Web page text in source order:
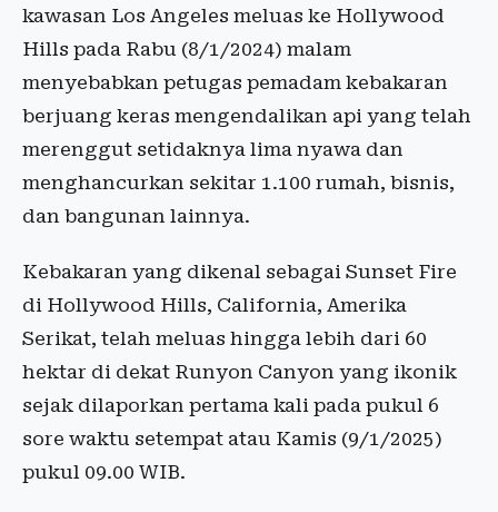
kawasan Los Angeles meluas ke Hollywood
Hills pada Rabu (8/1/2024) malam
menyebabkan petugas pemadam kebakaran
berjuang keras mengendalikan api yang telah
merenggut setidaknya lima nyawa dan
menghancurkan sekitar 1.100 rumah, bisnis,
dan bangunan lainnya.
Kebakaran yang dikenal sebagai Sunset Fire
di Hollywood Hills, California, Amerika
Serikat, telah meluas hingga lebih dari 60
hektar di dekat Runyon Canyon yang ikonik
sejak dilaporkan pertama kali pada pukul 6
sore waktu setempat atau Kamis (9/1/2025)
pukul 09.00 WIB.